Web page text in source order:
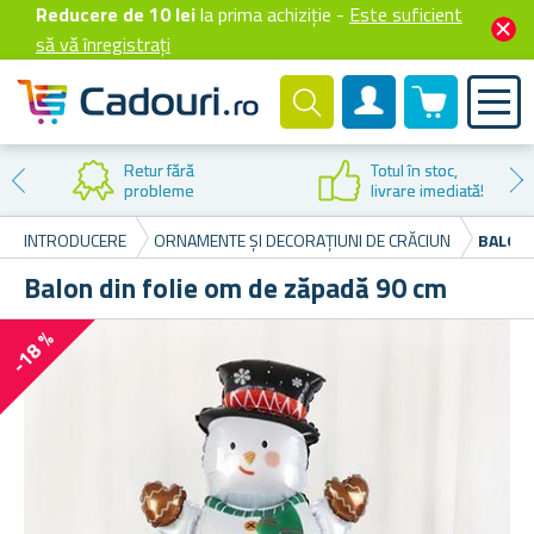
Reducere de 10 leila prima achiziție - Este suficient
să vă înregistrați
Cont client
0 produselor
Totul în stoc,
livrare imediată!
INTRODUCERE
ORNAMENTE ȘI DECORAȚIUNI DE CRĂCIUN
Balon din folie om de zăpadă 90 cm
-18 %